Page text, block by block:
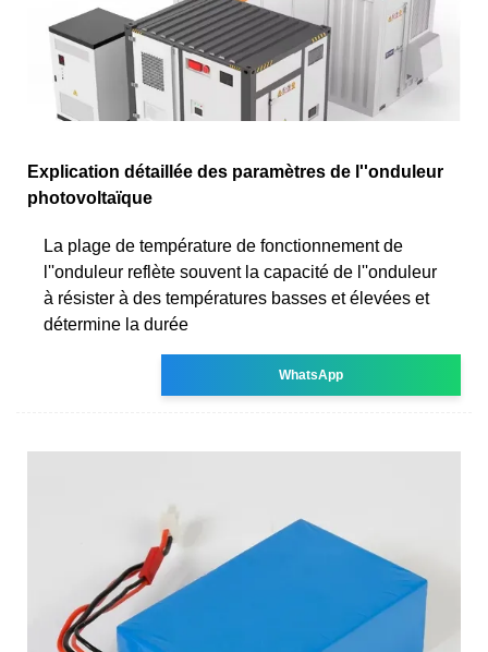
Explication détaillée des paramètres de l''onduleur
photovoltaïque
La plage de température de fonctionnement de
l''onduleur reflète souvent la capacité de l''onduleur
à résister à des températures basses et élevées et
détermine la durée
WhatsApp